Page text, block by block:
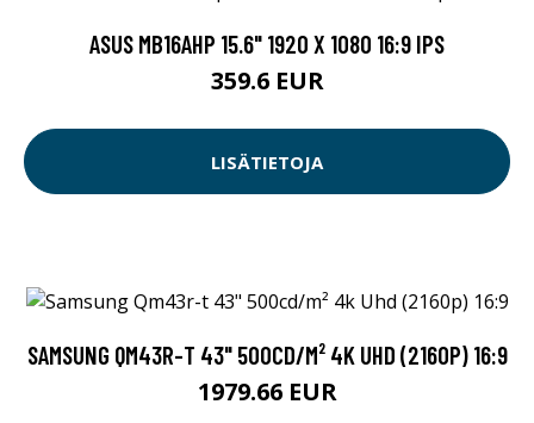
ASUS MB16AHP 15.6" 1920 X 1080 16:9 IPS
359.6 EUR
LISÄTIETOJA
SAMSUNG QM43R-T 43" 500CD/M² 4K UHD (2160P) 16:9
1979.66 EUR